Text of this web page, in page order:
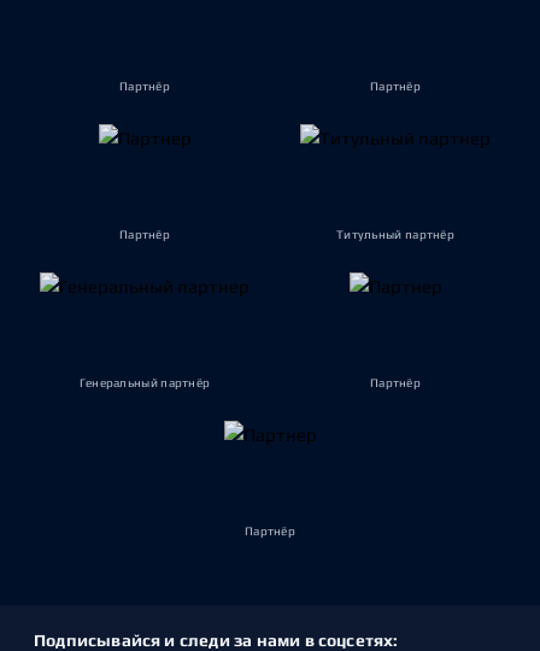
Партнёр Партнёр
Партнёр Титульный партнёр
Генеральный партнёр Партнёр
Партнёр
Подписывайся и следи за нами в соцсетях: